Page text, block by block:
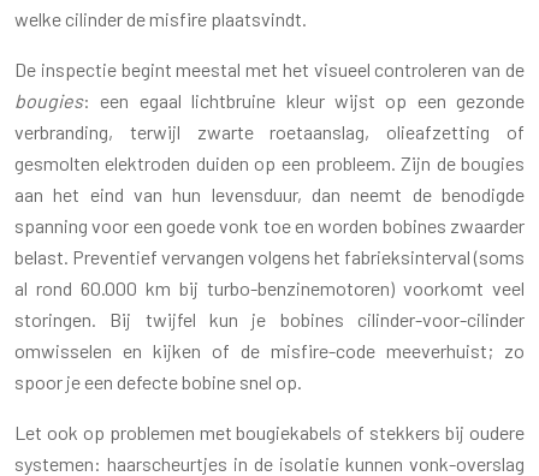
welke cilinder de misfire plaatsvindt.
De inspectie begint meestal met het visueel controleren van de
bougies: een egaal lichtbruine kleur wijst op een gezonde
verbranding, terwijl zwarte roetaanslag, olieafzetting of
gesmolten elektroden duiden op een probleem. Zijn de bougies
aan het eind van hun levensduur, dan neemt de benodigde
spanning voor een goede vonk toe en worden bobines zwaarder
belast. Preventief vervangen volgens het fabrieksinterval (soms
al rond 60.000 km bij turbo-benzinemotoren) voorkomt veel
storingen. Bij twijfel kun je bobines cilinder-voor-cilinder
omwisselen en kijken of de misfire-code meeverhuist; zo
spoor je een defecte bobine snel op.
Let ook op problemen met bougiekabels of stekkers bij oudere
systemen: haarscheurtjes in de isolatie kunnen vonk-overslag